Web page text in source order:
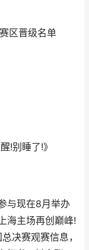
区晋级名单
!别睡了!》
与现在8月举办
海主场再创巅峰!
决赛观赛信息，